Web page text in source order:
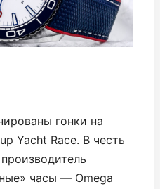
гонки на
Yacht Race. В честь
часы — Omega